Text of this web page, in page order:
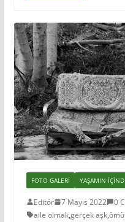
FOTO GALERI YAŞAMIN
Editör 7 Mayıs 2022
0
aile olmak,gerçek aşk,